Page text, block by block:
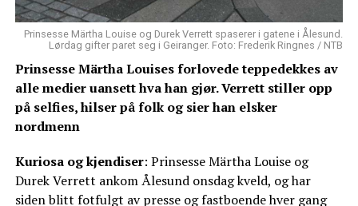
Prinsesse Märtha Louise og Durek Verrett spaserer i gatene i Ålesund.
Lørdag gifter paret seg i Geiranger. Foto: Frederik Ringnes / NTB
Prinsesse Märtha Louises forlovede teppedekkes av
alle medier uansett hva han gjør. Verrett stiller opp
på selfies, hilser på folk og sier han elsker
nordmenn
Kuriosa og kjendiser: Prinsesse Märtha Louise og
Durek Verrett ankom Ålesund onsdag kveld, og har
siden blitt fotfulgt av presse og fastboende hver gang